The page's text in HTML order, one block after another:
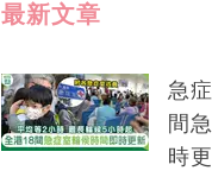
最新文章
急
間
時